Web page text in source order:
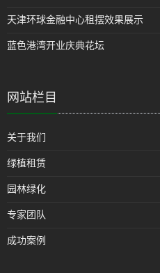
天津环球金融中心租摆效果展示
蓝色港湾开业庆典花坛
网站栏目
关于我们
绿植租赁
园林绿化
专家团队
成功案例